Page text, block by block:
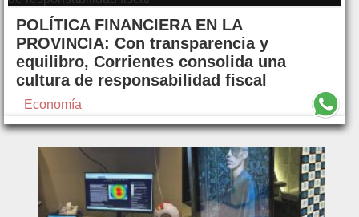
POLÍTICA FINANCIERA EN LA
PROVINCIA: Con transparencia y
equilibro, Corrientes consolida una
cultura de responsabilidad fiscal
Economía